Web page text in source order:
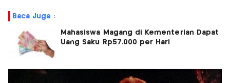
Baca Juga :
Mahasiswa Magang di Kementerian Dapat
Uang Saku Rp57.000 per Hari